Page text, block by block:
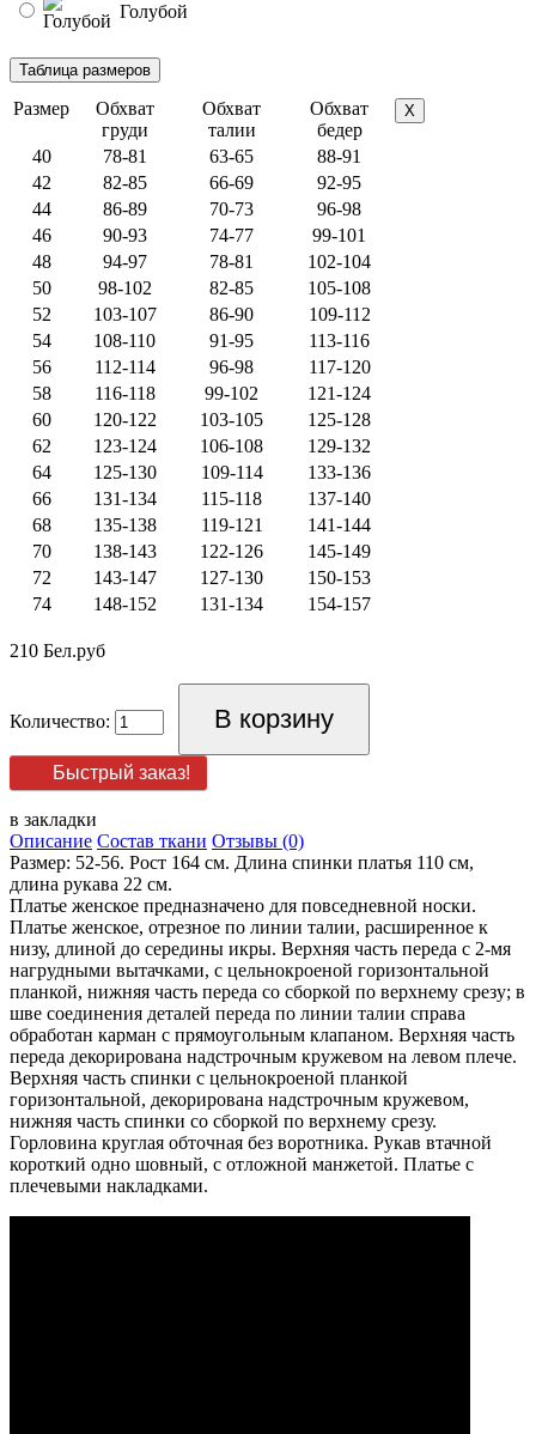
Голубой
Размер
Обхват
груди
Обхват
талии
Обхват
бедер
X
40 78-81 63-65
88-91
42
82-85 66-69
92-95
44
86-89 70-73
96-98
46
90-93 74-77
99-101
48
94-97 78-81
102-104
50
98-102 82-85
105-108
52
103-107 86-90
109-112
54
108-110 91-95
113-116
56
112-114 96-98
117-120
58
116-118 99-102
121-124
60
120-122 103-105
125-128
62
123-124 106-108
129-132
64
125-130 109-114
133-136
66
131-134 115-118
137-140
68
135-138 119-121
141-144
70
138-143 122-126
145-149
72
143-147 127-130
150-153
74
148-152 131-134 154-157
210 Бел.руб
Количество:
Быстрый заказ!
в закладки
Описание Состав ткани Отзывы (0)
Размер: 52-56. Рост 164 см. Длина спинки платья 110 см,
длина рукава 22 см.
Платье женское предназначено для повседневной носки.
Платье женское, отрезное по линии талии, расширенное к
низу, длиной до середины икры. Верхняя часть переда с 2-мя
нагрудными вытачками, с цельнокроеной горизонтальной
планкой, нижняя часть переда со сборкой по верхнему срезу; в
шве соединения деталей переда по линии талии справа
обработан карман с прямоугольным клапаном. Верхняя часть
переда декорирована надстрочным кружевом на левом плече.
Верхняя часть спинки с цельнокроеной планкой
горизонтальной, декорирована надстрочным кружевом,
нижняя часть спинки со сборкой по верхнему срезу.
Горловина круглая обточная без воротника. Рукав втачной
короткий одно шовный, с отложной манжетой. Платье с
плечевыми накладками.